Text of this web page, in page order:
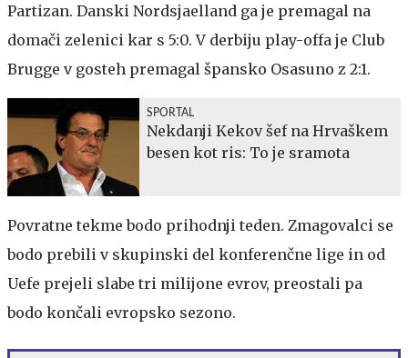
Partizan. Danski Nordsjaelland ga je premagal na
domači zelenici kar s 5:0. V derbiju play-offa je Club
Brugge v gosteh premagal špansko Osasuno z 2:1.
SPORTAL
Nekdanji Kekov šef na Hrvaškem
besen kot ris: To je sramota
Povratne tekme bodo prihodnji teden. Zmagovalci se
bodo prebili v skupinski del konferenčne lige in od
Uefe prejeli slabe tri milijone evrov, preostali pa
bodo končali evropsko sezono.